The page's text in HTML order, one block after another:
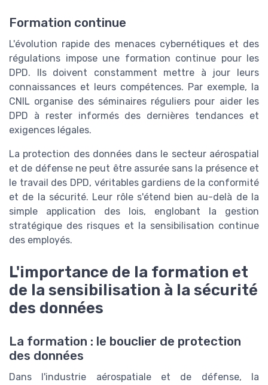
Formation continue
L'évolution rapide des menaces cybernétiques et des
régulations impose une formation continue pour les
DPD. Ils doivent constamment mettre à jour leurs
connaissances et leurs compétences. Par exemple, la
CNIL organise des séminaires réguliers pour aider les
DPD à rester informés des dernières tendances et
exigences légales.
La protection des données dans le secteur aérospatial
et de défense ne peut être assurée sans la présence et
le travail des DPD, véritables gardiens de la conformité
et de la sécurité. Leur rôle s'étend bien au-delà de la
simple application des lois, englobant la gestion
stratégique des risques et la sensibilisation continue
des employés.
L'importance de la formation et
de la sensibilisation à la sécurité
des données
La formation : le bouclier de protection
des données
Dans l'industrie aérospatiale et de défense, la